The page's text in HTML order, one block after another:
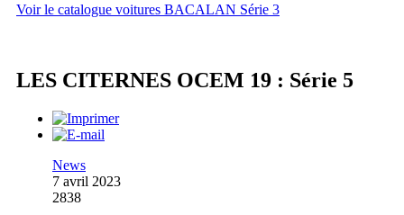
Voir le catalogue voitures BACALAN Série 3
LES CITERNES OCEM 19 : Série 5
News
7 avril 2023
2838